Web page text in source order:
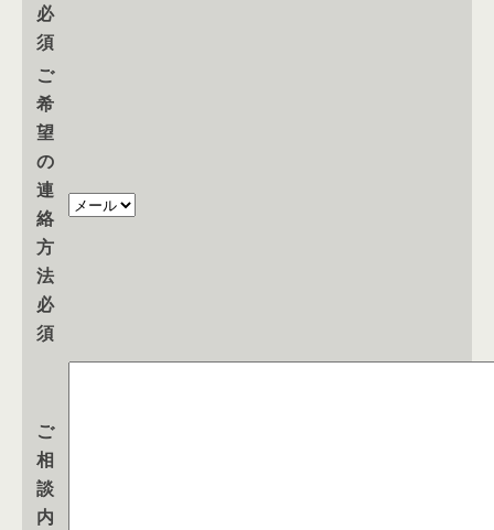
必
須
ご
希
望
の
連
絡
方
法
必
須
ご
相
談
内